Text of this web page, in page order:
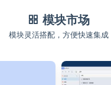
模块市场
模块灵活搭配，方便快速集成